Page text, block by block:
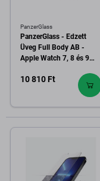
PanzerGlass
PanzerGlass - Edzett
Üveg Full Body AB -
Apple Watch 7, 8 és 9
10 810 Ft